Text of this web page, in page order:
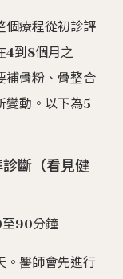
個療程從初診評
4到8個月之
補骨粉、骨整合
變動。以下為5
斷（看見健
至90分鐘
。醫師會先進行